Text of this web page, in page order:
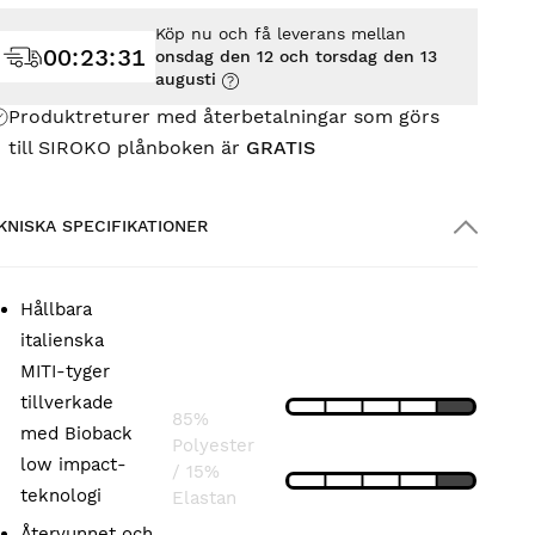
Produktreturer med återbetalningar som görs
till SIROKO plånboken är GRATIS
00:23:30
Köp nu och få leverans mellan
onsdag den 12 och torsdag den 13
augusti
SPECIFIKATIONER
Hållbara
italienska
MITI-tyger
tillverkade
med Bioback
low impact-
teknologi
85%
Polyester
/ 15%
Elastan